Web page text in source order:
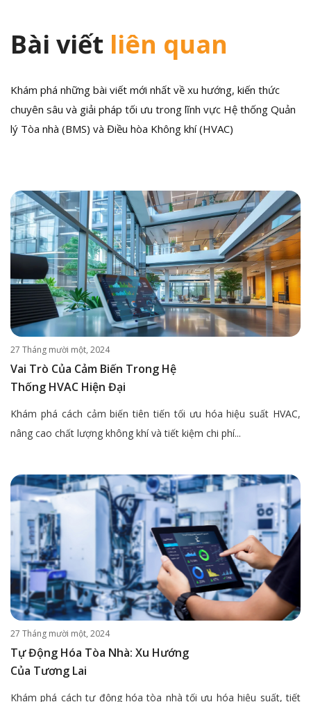
Bài viết liên quan
Khám phá những bài viết mới nhất về xu hướng, kiến thức
chuyên sâu và giải pháp tối ưu trong lĩnh vực Hệ thống Quản
lý Tòa nhà (BMS) và Điều hòa Không khí (HVAC)
27 Tháng mười một, 2024
Vai Trò Của Cảm Biến Trong Hệ
Thống HVAC Hiện Đại
Khám phá cách cảm biến tiên tiến tối ưu hóa hiệu suất HVAC,
nâng cao chất lượng không khí và tiết kiệm chi phí...
27 Tháng mười một, 2024
Tự Động Hóa Tòa Nhà: Xu Hướng
Của Tương Lai
Khám phá cách tự động hóa tòa nhà tối ưu hóa hiệu suất, tiết